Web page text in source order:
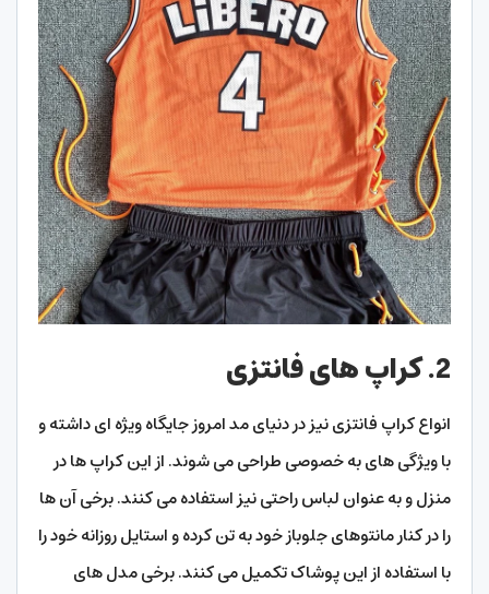
2. کراپ های فانتزی
انواع کراپ فانتزی نیز در دنیای مد امروز جایگاه ویژه ای داشته و
با ویژگی های به خصوصی طراحی می شوند. از این کراپ ها در
منزل و به عنوان لباس راحتی نیز استفاده می کنند. برخی آن ها
را در کنار مانتوهای جلوباز خود به تن کرده و استایل روزانه خود را
با استفاده از این پوشاک تکمیل می کنند. برخی مدل های